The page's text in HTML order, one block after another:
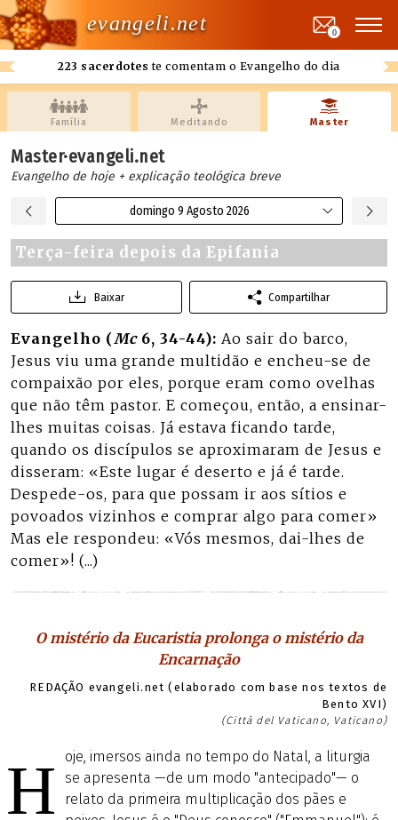
evangeli.net
223 sacerdotes te comentam o Evangelho do dia
0
Família Meditando Master
Master·evangeli.net
Evangelho de hoje + explicação teológica breve
domingo 9 Agosto 2026
Terça-feira depois da Epifania
Baixar Compartilhar
Evangelho (Mc6, 34-44): Ao sair do barco,
Jesus viu uma grande multidão e encheu-se de
compaixão por eles, porque eram como ovelhas
que não têm pastor. E começou, então, a ensinar-
lhes muitas coisas. Já estava ficando tarde,
quando os discípulos se aproximaram de Jesus e
disseram: «Este lugar é deserto e já é tarde.
Despede-os, para que possam ir aos sítios e
povoados vizinhos e comprar algo para comer»
Mas ele respondeu: «Vós mesmos, dai-lhes de
comer»! (...)
O mistério da Eucaristia prolonga o mistério da
Encarnação
REDAÇÃO evangeli.net (elaborado com base nos textos de
Bento XVI)
(Città del Vaticano, Vaticano)
H
oje, imersos ainda no tempo do Natal, a liturgia
se apresenta —de um modo "antecipado"— o
relato da primeira multiplicação dos pães e